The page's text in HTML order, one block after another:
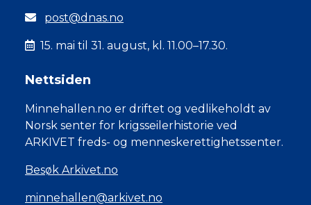
post@dnas.no
15. mai til 31. august, kl. 11.00–17.30.
Nettsiden
Minnehallen.no er driftet og vedlikeholdt av
Norsk senter for krigsseilerhistorie ved
ARKIVET freds- og menneskerettighetssenter.
Besøk Arkivet.no
minnehallen@arkivet.no